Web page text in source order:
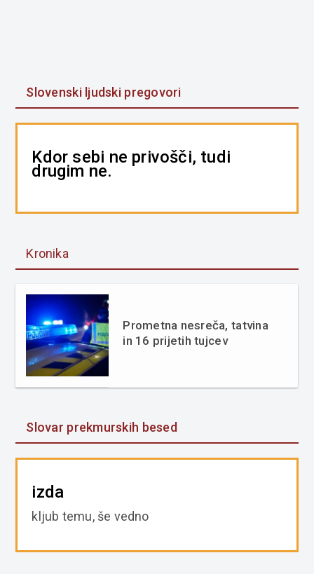
Slovenski ljudski pregovori
Kdor sebi ne privošči, tudi
drugim ne.
Kronika
Prometna nesreča, tatvina
in 16 prijetih tujcev
Slovar prekmurskih besed
izda
kljub temu, še vedno